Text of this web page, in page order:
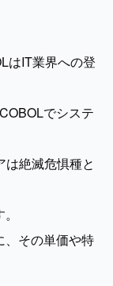
はIT業界への登
でシステ
絶滅危惧種と
、その単価や特